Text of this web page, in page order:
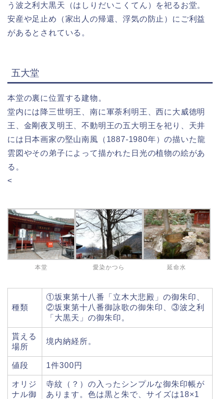
う波之利大黒天（はしりだいこくてん）を祀るお堂。
安産や足止め（家出人の帰還、浮気の防止）にご利益
があるとされている。
五大堂
本堂の裏に位置する建物。
堂内には降三世明王、南に軍荼利明王、西に大威徳明
王、金剛夜叉明王、不動明王の五大明王を祀り、天井
には日本画家の堅山南風（1887-1980年）の描いた龍
雲図やその弟子によって描かれた日光の植物の絵があ
る。
<
本堂 愛染かつら 延命水
種類
①坂東第十八番「立木大悲殿」の御朱印、
②坂東第十八番御詠歌の御朱印、③波之利
「大黒天」の御朱印。
貰える
場所
境内納経所。
値段 1件300円
オリジ
ナル御
寺紋（？）の入ったシンプルな御朱印帳が
あります。色は黒と朱で、サイズは18×1